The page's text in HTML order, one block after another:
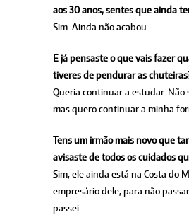
aos 30 anos, sentes que ainda
Sim. Ainda não acabou.
E já pensaste o que vais fazer
tiveres de pendurar as
Queria continuar a estudar. Não
mas quero continuar a minha
Tens um irmão mais novo que
avisaste de todos os cuidados
Sim, ele ainda está na Costa do
empresário dele, para não
passei.